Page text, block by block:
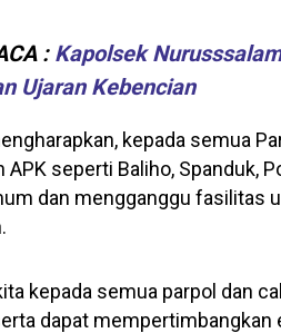
: Kapolsek
Ujaran Kebencian
kepada semua
APK seperti Baliho, Spanduk,
dan mengganggu fasilitas
kepada semua parpol dan
dapat